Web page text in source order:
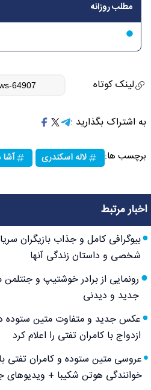
مطلب روزانه
لینک کوتاه
به اشتراک بگذارید :
برچسب ها: لاله اسکندری
اخبار مرتبط
بیوگرافی کامل و جذاب بازیگران
شخصی و داستان زندگی آنها
رونمایی از برادر خوشتیپ و
جدید و دیدنی
عکس جدید و متفاوت متین ستوده
ازدواج با کامران تفتی را اعلام کرد
عروسی متین ستوده و کامران تفتی
خوانندگی هوتن شکیبا + ویدیوهای